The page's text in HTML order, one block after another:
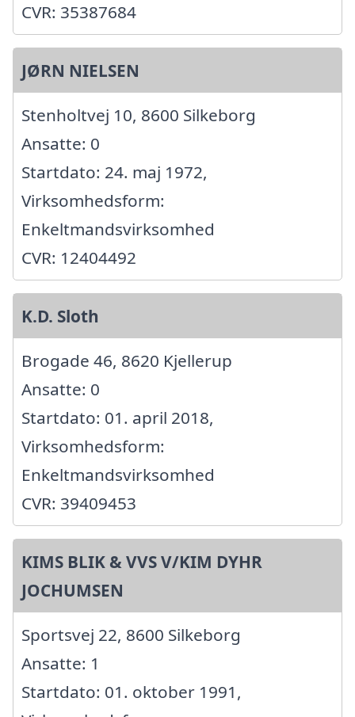
CVR: 35387684
JØRN NIELSEN
Stenholtvej 10, 8600 Silkeborg
Ansatte: 0
Startdato: 24. maj 1972,
Virksomhedsform:
Enkeltmandsvirksomhed
CVR: 12404492
K.D. Sloth
Brogade 46, 8620 Kjellerup
Ansatte: 0
Startdato: 01. april 2018,
Virksomhedsform:
Enkeltmandsvirksomhed
CVR: 39409453
KIMS BLIK & VVS V/KIM DYHR
JOCHUMSEN
Sportsvej 22, 8600 Silkeborg
Ansatte: 1
Startdato: 01. oktober 1991,